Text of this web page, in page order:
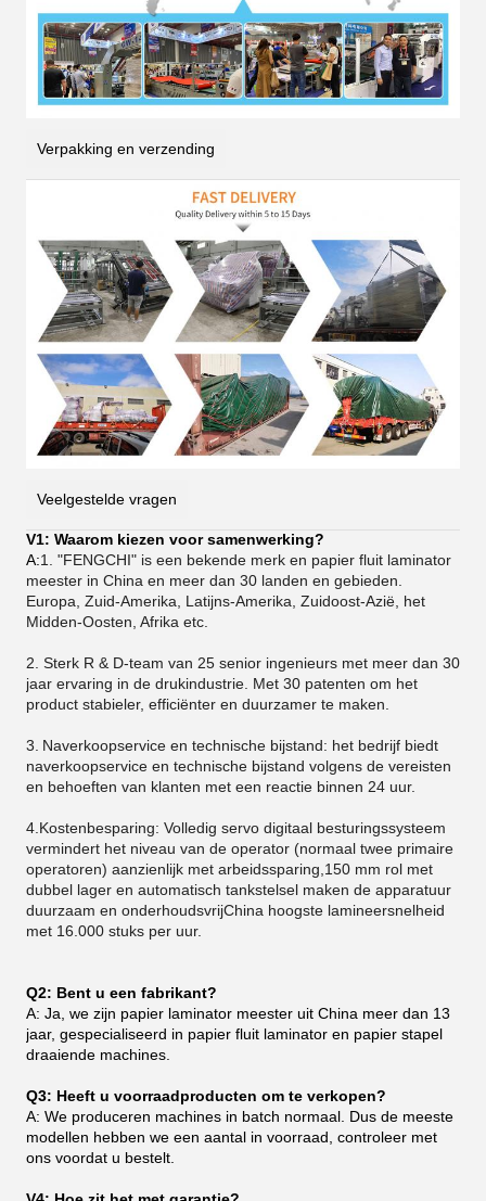
Verpakking en verzending
Veelgestelde vragen
V1: Waarom kiezen voor samenwerking?
A:1. "FENGCHI" is een bekende merk en papier fluit laminator
meester in China en meer dan 30 landen en gebieden.
Europa, Zuid-Amerika, Latijns-Amerika, Zuidoost-Azië, het
Midden-Oosten, Afrika etc.
2. Sterk R & D-team van 25 senior ingenieurs met meer dan 30
jaar ervaring in de drukindustrie. Met 30 patenten om het
product stabieler, efficiënter en duurzamer te maken.
3. Naverkoopservice en technische bijstand: het bedrijf biedt
naverkoopservice en technische bijstand volgens de vereisten
en behoeften van klanten met een reactie binnen 24 uur.
4.Kostenbesparing: Volledig servo digitaal besturingssysteem
vermindert het niveau van de operator (normaal twee primaire
operatoren) aanzienlijk met arbeidssparing,150 mm rol met
dubbel lager en automatisch tankstelsel maken de apparatuur
duurzaam en onderhoudsvrijChina hoogste lamineersnelheid
met 16.000 stuks per uur.
Q2: Bent u een fabrikant?
A: Ja, we zijn papier laminator meester uit China meer dan 13
jaar, gespecialiseerd in papier fluit laminator en papier stapel
draaiende machines.
Q3: Heeft u voorraadproducten om te verkopen?
A: We produceren machines in batch normaal. Dus de meeste
modellen hebben we een aantal in voorraad, controleer met
ons voordat u bestelt.